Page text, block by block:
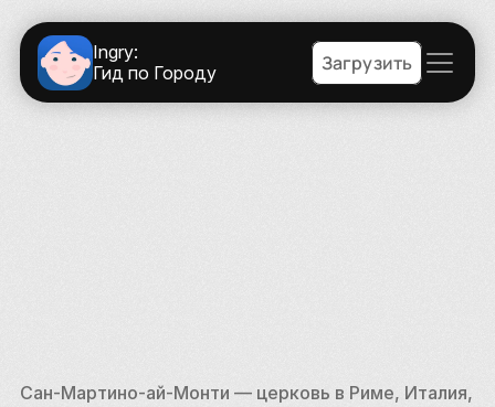
Ingry:
Гид по Городу
Загрузить
Сан-Мартино-ай-Монти — церковь в Риме, Италия,